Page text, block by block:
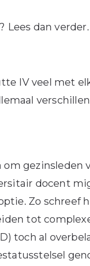
dan verder.
IV veel met
gezinsleden
docent
Zo schreef
tot
al